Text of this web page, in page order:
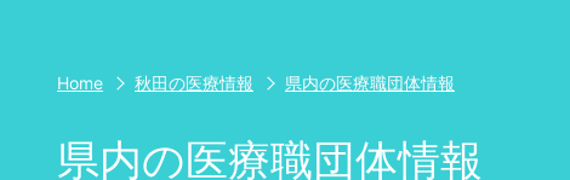
Home 秋田の医療情報 県内の医療職団体情報
県内の医療職団体情報